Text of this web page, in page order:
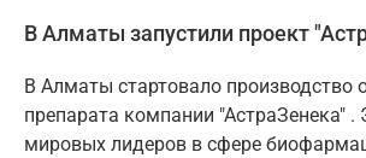
В Алматы запустили проект
В Алматы стартовало производство
препарата компании "АстраЗенека" .
мировых лидеров в сфере